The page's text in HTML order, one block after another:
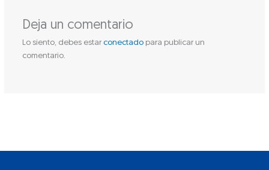
Deja un comentario
Lo siento, debes estar conectadopara publicar un
comentario.